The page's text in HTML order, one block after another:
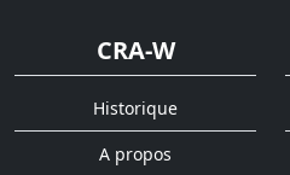
CRA-W
Historique
A propos